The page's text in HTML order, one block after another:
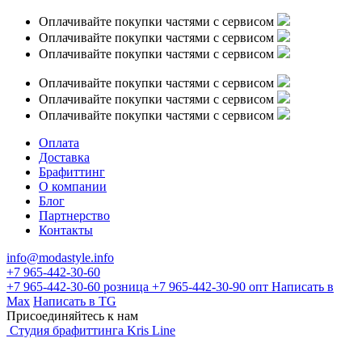
Оплачивайте покупки частями с сервисом
Оплачивайте покупки частями с сервисом
Оплачивайте покупки частями с сервисом
Оплачивайте покупки частями с сервисом
Оплачивайте покупки частями с сервисом
Оплачивайте покупки частями с сервисом
Оплата
Доставка
Брафиттинг
О компании
Блог
Партнерство
Контакты
info@modastyle.info
+7 965-442-30-60
+7 965-442-30-60 розница +7 965-442-30-90 опт Написать в
Max Написать в TG
Присоединяйтесь к нам
Студия брафиттинга Kris Line